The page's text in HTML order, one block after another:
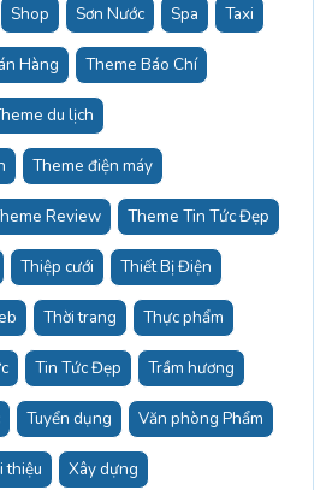
Shop Sơn Nước Spa Taxi
Hàng Theme Báo Chí
du lịch
Theme điện máy
Review Theme Tin Tức Đẹp
Thiệp cưới Thiết Bị Điện
Thời trang Thực phẩm
Tin Tức Đẹp Trầm hương
Tuyển dụng Văn phòng Phẩm
thiệu Xây dựng